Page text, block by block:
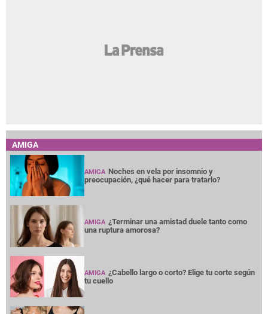
AMIGA
AMIGA Noches en vela por insomnio y
preocupación, ¿qué hacer para tratarlo?
AMIGA ¿Terminar una amistad duele tanto como
una ruptura amorosa?
AMIGA ¿Cabello largo o corto? Elige tu corte según
tu cuello